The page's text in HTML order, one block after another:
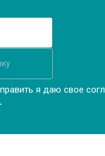
я даю свое